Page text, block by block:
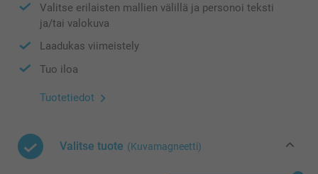
Valitse erilaisten mallien välillä ja personoi teksti
ja/tai valokuva
Laadukas viimeistely
Tuo iloa
Tuotetiedot
Valitse tuote (Kuvamagneetti)